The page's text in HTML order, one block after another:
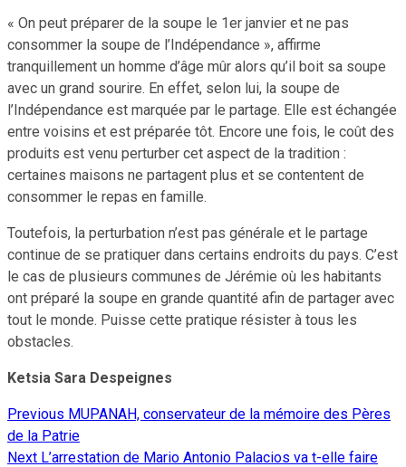
« On peut préparer de la soupe le 1er janvier et ne pas
consommer la soupe de l’Indépendance », affirme
tranquillement un homme d’âge mûr alors qu’il boit sa soupe
avec un grand sourire. En effet, selon lui, la soupe de
l’Indépendance est marquée par le partage. Elle est échangée
entre voisins et est préparée tôt. Encore une fois, le coût des
produits est venu perturber cet aspect de la tradition :
certaines maisons ne partagent plus et se contentent de
consommer le repas en famille.
Toutefois, la perturbation n’est pas générale et le partage
continue de se pratiquer dans certains endroits du pays. C’est
le cas de plusieurs communes de Jérémie où les habitants
ont préparé la soupe en grande quantité afin de partager avec
tout le monde. Puisse cette pratique résister à tous les
obstacles.
Ketsia Sara Despeignes
Continue
Reading
Previous MUPANAH, conservateur de la mémoire des Pères
de la Patrie
Next L’arrestation de Mario Antonio Palacios va t-elle faire